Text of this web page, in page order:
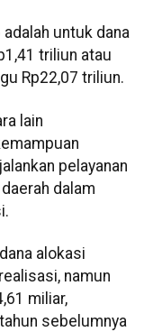
untuk dana
triliun atau
Rp22,07 triliun.
lain
pelayanan
dalam
alokasi
namun
miliar,
sebelumnya